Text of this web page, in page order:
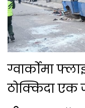
ग्वार्कोमा
ठोक्किदा एक